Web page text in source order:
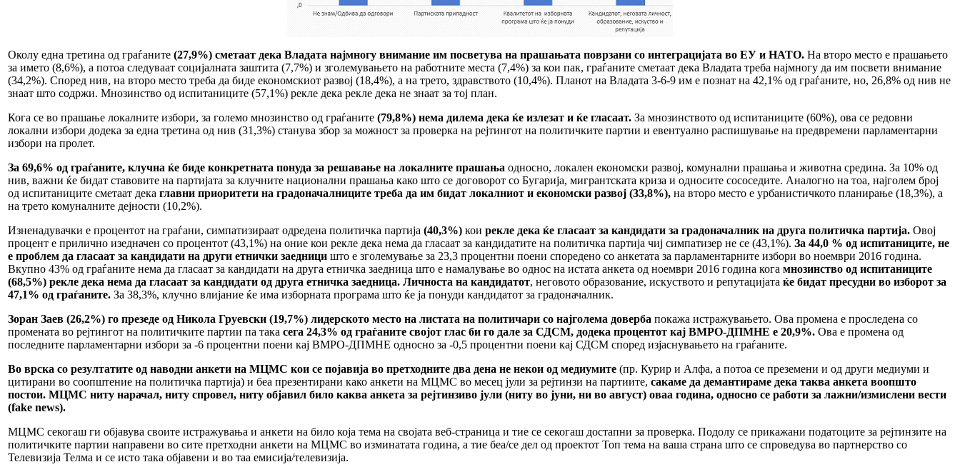
Околу една третина од граѓаните (27,9%) сметаат дека Владата најмногу внимание им посветува на прашањата поврзани со интеграцијата во ЕУ и НАТО. На второ место е прашањето
за името (8,6%), а потоа следуваат социјалната заштита (7,7%) и зголемувањето на работните места (7,4%) за кои пак, граѓаните сметаат дека Владата треба најмногу да им посвети внимание
(34,2%). Според нив, на второ место треба да биде економскиот развој (18,4%), а на трето, здравството (10,4%). Планот на Владата 3-6-9 им е познат на 42,1% од граѓаните, но, 26,8% од нив не
знаат што содржи. Мнозинство од испитаниците (57,1%) рекле дека рекле дека не знаат за тој план.
Кога се во прашање локалните избори, за големо мнозинство од граѓаните (79,8%) нема дилема дека ќе излезат и ќе гласаат. За мнозинството од испитаниците (60%), ова се редовни
локални избори додека за една третина од нив (31,3%) станува збор за можност за проверка на рејтингот на политичките партии и евентуално распишување на предвремени парламентарни
избори на пролет.
За 69,6% од граѓаните, клучна ќе биде конкретната понуда за решавање на локалните прашања односно, локален економски развој, комунални прашања и животна средина. За 10% од
нив, важни ќе бидат ставовите на партијата за клучните национални прашања како што се договорот со Бугарија, мигрантската криза и односите сососедите. Аналогно на тоа, најголем број
од испитаниците сметаат дека главни приоритети на градоначалниците треба да им бидат локалниот и економски развој (33,8%), на второ место е урбанистичкото планирање (18,3%), а
на трето комуналните дејности (10,2%).
Изненадувачки е процентот на граѓани, симпатизираат одредена политичка партија (40,3%) кои рекле дека ќе гласаат за кандидати за градоначалник на друга политичка партија. Овој
процент е прилично изедначен со процентот (43,1%) на оние кои рекле дека нема да гласаат за кандидатите на политичка партија чиј симпатизер не се (43,1%). За 44,0 % од испитаниците, не
е проблем да гласаат за кандидати на други етнички заедници што е зголемување за 23,3 процентни поени споредено со анкетата за парламентарните избори во ноември 2016 година.
Вкупно 43% од граѓаните нема да гласаат за кандидати на друга етничка заедница што е намалување во однос на истата анкета од ноември 2016 година кога мнозинство од испитаниците
(68,5%) рекле дека нема да гласаат за кандидати од друга етничка заедница. Личноста на кандидатот, неговото образование, искуството и репутацијата ќе бидат пресудни во изборот за
47,1% од граѓаните. За 38,3%, клучно влијание ќе има изборната програма што ќе ја понуди кандидатот за градоначалник.
Зоран Заев (26,2%) го презеде од Никола Груевски (19,7%) лидерското место на листата на политичари со најголема доверба покажа истражувањето. Ова промена е проследена со
промената во рејтингот на политичките партии па така сега 24,3% од граѓаните својот глас би го дале за СДСМ, додека процентот кај ВМРО-ДПМНЕ е 20,9%. Ова е промена од
последните парламентарни избори за -6 процентни поени кај ВМРО-ДПМНЕ односно за -0,5 процентни поени кај СДСМ според изјаснувањето на граѓаните.
Во врска со резултатите од наводни анкети на МЦМС кои се појавија во претходните два дена не некои од медиумите (пр. Курир и Алфа, а потоа се преземени и од други медиуми и
цитирани во соопштение на политичка партија) и беа презентирани како анкети на МЦМС во месец јули за рејтинзи на партиите, сакаме да демантираме дека таква анкета воопшто
постои. МЦМС ниту нарачал, ниту спровел, ниту објавил било каква анкета за рејтинзиво јули (ниту во јуни, ни во август) оваа година, односно се работи за лажни/измислени вести
(fake news).
МЦМС секогаш ги објавува своите истражувања и анкети на било која тема на својата веб-страница и тие се секогаш достапни за проверка. Подолу се прикажани податоците за рејтинзите на
политичките партии направени во сите претходни анкети на МЦМС во изминатата година, а тие беа/се дел од проектот Топ тема на ваша страна што се спроведува во партнерство со
Телевизија Телма и се исто така објавени и во таа емисија/телевизија.